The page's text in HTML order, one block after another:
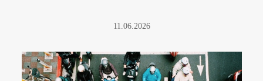
11.06.2026